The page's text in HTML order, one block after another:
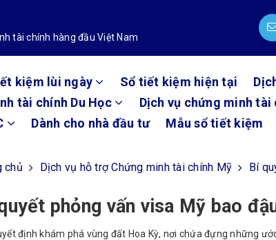
tài chính hàng đầu Việt Nam
kiệm lùi ngày Sổ tiết kiệm hiện tại
tài chính Du Học
Dịch vụ chứng minh tài
Dành cho nhà đầu tư Mẫu sổ tiết kiệm
chủ Dịch vụ hỗ trợ Chứng minh tài chính Mỹ Bí
phỏng vấn visa Mỹ bao
định khám phá vùng đất Hoa Kỳ, nơi chứa đựng những